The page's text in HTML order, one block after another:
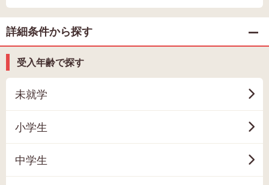
詳細条件から探す
受入年齢で探す
未就学
小学生
中学生